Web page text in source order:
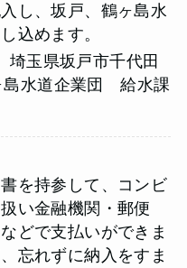
し、坂戸、鶴ヶ島水
込めます。
玉県坂戸市千代田
水道企業団 給水課
を持参して、コンビ
い金融機関・郵便
どで支払いができま
忘れずに納入をすま